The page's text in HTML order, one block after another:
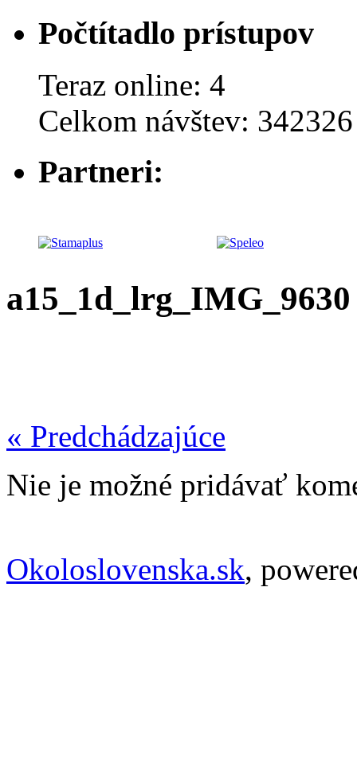
Počtítadlo prístupov
Teraz online: 4
Celkom návštev: 342326
Partneri:
« Predchádzajúce
Nie je možné pridávať
Okoloslovenska.sk,